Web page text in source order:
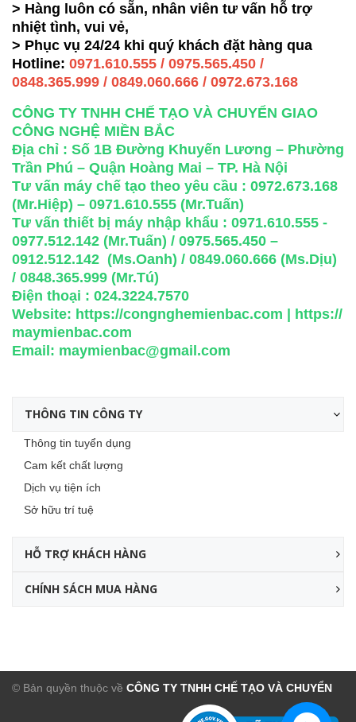
> Hàng luôn có sẵn, nhân viên tư vấn hỗ trợ
nhiệt tình, vui vẻ,
> Phục vụ 24/24 khi quý khách đặt hàng qua
Hotline: 0971.610.555 / 0975.565.450 /
0848.365.999 / 0849.060.666 / 0972.673.168
CÔNG TY TNHH CHẾ TẠO VÀ CHUYỂN GIAO
CÔNG NGHỆ MIỀN BẮC
Địa chỉ : Số 1B Đường Khuyến Lương – Phường
Trần Phú – Quận Hoàng Mai – TP. Hà Nội
Tư vấn máy chế tạo theo yêu cầu : 0972.673.168
(Mr.Hiệp) – 0971.610.555 (Mr.Tuấn)
Tư vấn thiết bị máy nhập khẩu : 0971.610.555 -
0977.512.142 (Mr.Tuấn) / 0975.565.450 –
0912.512.142 (Ms.Oanh) / 0849.060.666 (Ms.Dịu)
/ 0848.365.999 (Mr.Tú)
Điện thoại : 024.3224.7570
Website: https://congnghemienbac.com
https://
maymienbac.com
Email: maymienbac@gmail.com
THÔNG TIN CÔNG TY
Thông tin tuyển dụng
Cam kết chất lượng
Dịch vụ tiện ích
Sở hữu trí tuệ
HỖ TRỢ KHÁCH HÀNG
CHÍNH SÁCH MUA HÀNG
© Bản quyền thuộc về CÔNG TY TNHH CHẾ TẠO VÀ CHUYỂN